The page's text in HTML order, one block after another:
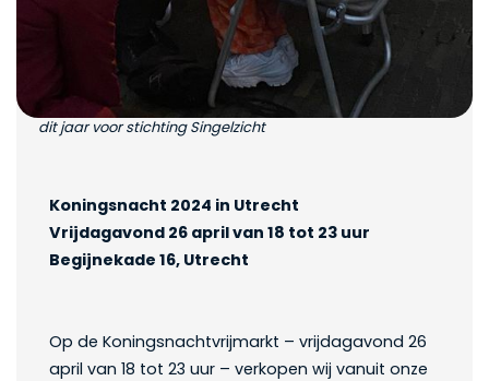
dit jaar voor stichting Singelzicht
Koningsnacht 2024 in Utrecht
Vrijdagavond 26 april van 18 tot 23 uur
Begijnekade 16, Utrecht
Op de Koningsnachtvrijmarkt – vrijdagavond 26
april van 18 tot 23 uur – verkopen wij vanuit onze